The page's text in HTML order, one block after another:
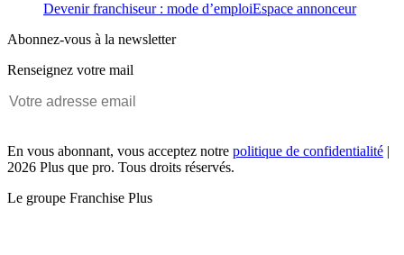
Devenir franchiseur : mode d’emploiEspace annonceur
Abonnez-vous à la newsletter
Renseignez votre mail
En vous abonnant, vous acceptez notre politique de confidentialité |
2026 Plus que pro. Tous droits réservés.
Le groupe Franchise Plus